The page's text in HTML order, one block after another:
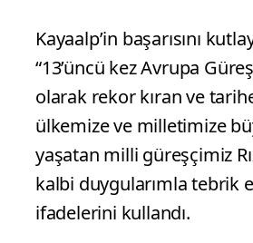
Kayaalp’in başarısını
“13’üncü kez Avrupa
olarak rekor kıran ve
ülkemize ve milletimize
yaşatan milli güreşçimiz
kalbi duygularımla tebrik
ifadelerini kullandı.